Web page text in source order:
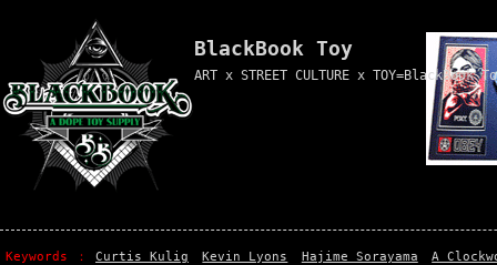
BlackBook Toy
ART x STREET CULTURE x TOY=BlackBook
Keywords Curtis Kulig Kevin Lyons Hajime Sorayama A